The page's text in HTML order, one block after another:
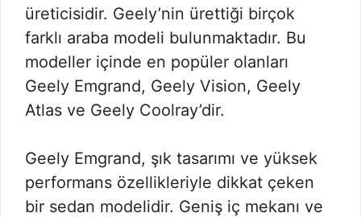
üreticisidir. Geely’nin ürettiği birçok
farklı araba modeli bulunmaktadır. Bu
modeller içinde en popüler olanları
Geely Emgrand, Geely Vision, Geely
Atlas ve Geely Coolray’dir.
Geely Emgrand, şık tasarımı ve yüksek
performans özellikleriyle dikkat çeken
bir sedan modelidir. Geniş iç mekanı ve